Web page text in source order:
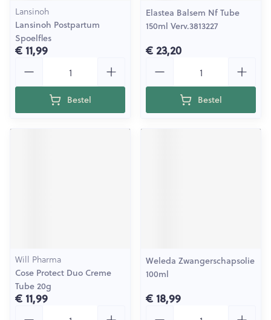
Lansinoh
Lansinoh Postpartum
Spoelfles
€ 11,99
Bestel
Elastea Balsem Nf Tube
150ml Verv.3813227
€ 23,20
Bestel
Will Pharma
Cose Protect Duo Creme
Tube 20g
€ 11,99
Weleda Zwangerschapsolie
100ml
€ 18,99